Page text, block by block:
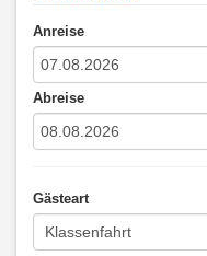
Anreise
Abreise
Gästeart